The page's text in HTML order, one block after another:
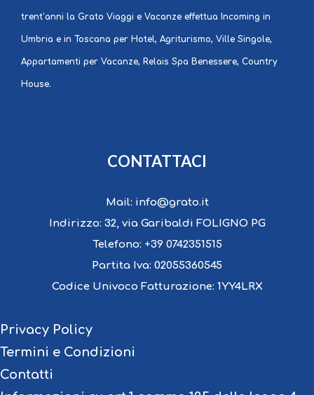
trent’anni la Grato Viaggi e Vacanze effettua Incoming in
Umbria e in Toscana per Hotel, Agriturismo, Ville Singole,
Appartamenti per Vacanze, Relais Spa Benessere, Country
House.
CONTATTACI
Mail: info@grato.it
Indirizzo: 32, via Garibaldi FOLIGNO PG
Telefono: +39 0742351515
Partita Iva: 02055360545
Codice Univoco Fatturazione: 1YY4LRX
Privacy Policy
Termini e Condizioni
Contatti